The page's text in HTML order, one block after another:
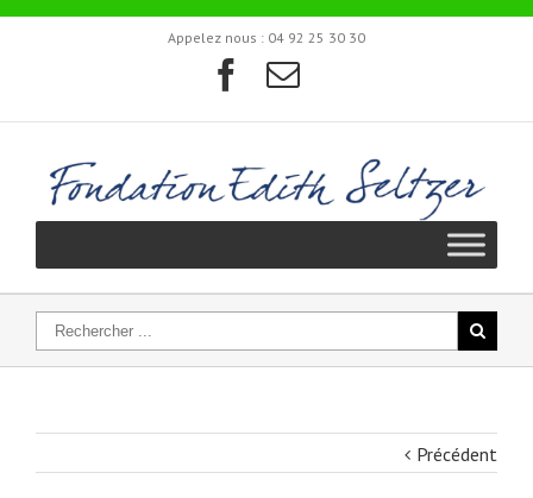
Appelez nous : 04 92 25 30 30
Précédent